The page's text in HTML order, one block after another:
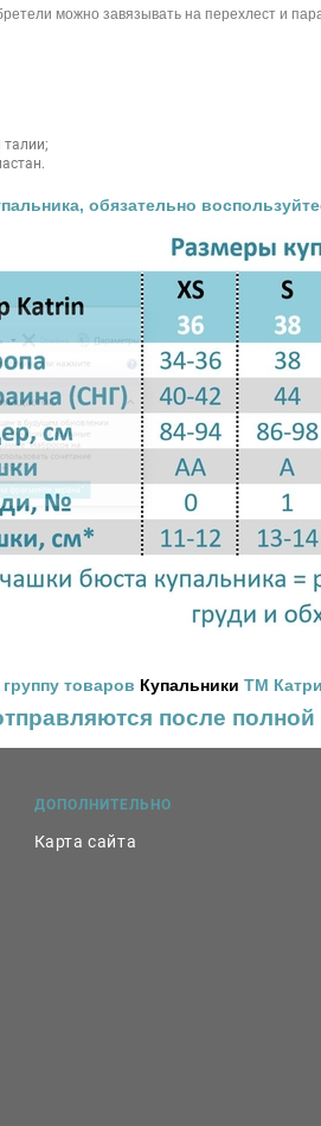
можно завязывать на перехлест и
талии;
обязательно
товаров Купальники ТМ
после
ДОПОЛНИТЕЛЬНО
Карта сайта